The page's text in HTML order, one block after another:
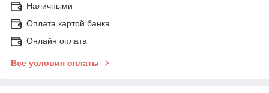
Наличными
Оплата картой банка
Онлайн оплата
Все условия оплаты